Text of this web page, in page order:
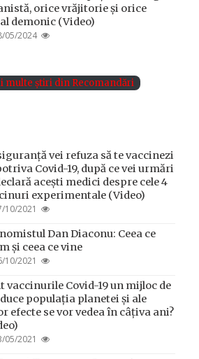
orice vrăjitorie și orice
demonic (Video)
05/2024
multe știri din Recomandări
vei refuza să te vaccinezi
Covid-19, după ce vei urmări
acești medici despre cele 4
experimentale (Video)
10/2021
Dan Diaconu: Ceea ce
și ceea ce vine
10/2021
vaccinurile Covid-19 un mijloc de
populația planetei și ale
efecte se vor vedea în câțiva ani?
05/2021